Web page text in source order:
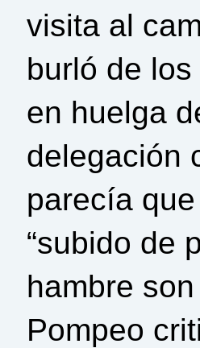
visita al
burló de
en huelga
delegación
parecía
“subido de
hambre
Pompeo